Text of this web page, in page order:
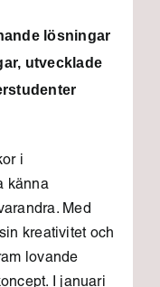
lösningar
utvecklade
i
känna
Med
kreativitet och
lovande
I januari